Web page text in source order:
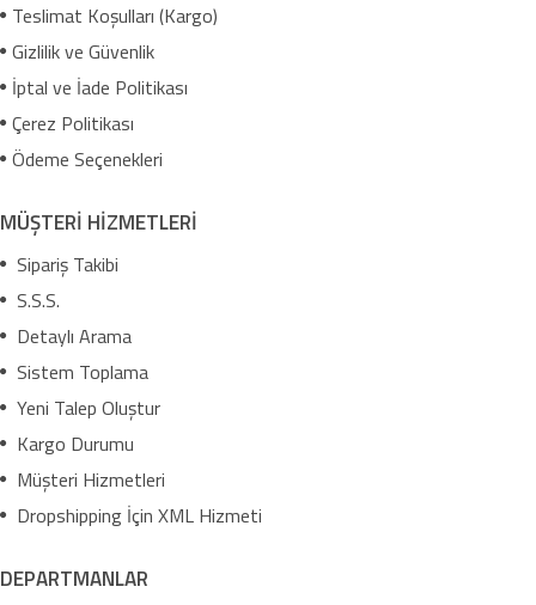
Teslimat Koşulları (Kargo)
Gizlilik ve Güvenlik
İptal ve İade Politikası
Çerez Politikası
Ödeme Seçenekleri
MÜŞTERİ HİZMETLERİ
Sipariş Takibi
S.S.S.
Detaylı Arama
Sistem Toplama
Yeni Talep Oluştur
Kargo Durumu
Müşteri Hizmetleri
Dropshipping İçin XML Hizmeti
DEPARTMANLAR